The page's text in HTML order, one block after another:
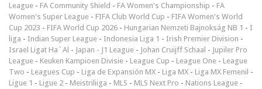
League - FA Community Shield - FA Women's Championship - FA
Women's Super League - FIFA Club World Cup - FIFA Women's World
Cup 2023 - FIFA World Cup 2026 - Hungarian Nemzeti Bajnokság NB 1 - I
liga - Indian Super League - Indonesia Liga 1 - Irish Premier Division -
Israel Ligat Ha`Al - Japan - J1 League - Johan Cruijff Schaal - Jupiler Pro
League - Keuken Kampioen Divisie - League Cup - League One - League
Two - Leagues Cup - Liga de Expansión MX - Liga MX - Liga MX Femenil -
Ligue 1 - Ligue 2 - Meistriliiga - MLS - MLS Next Pro - Nations League -